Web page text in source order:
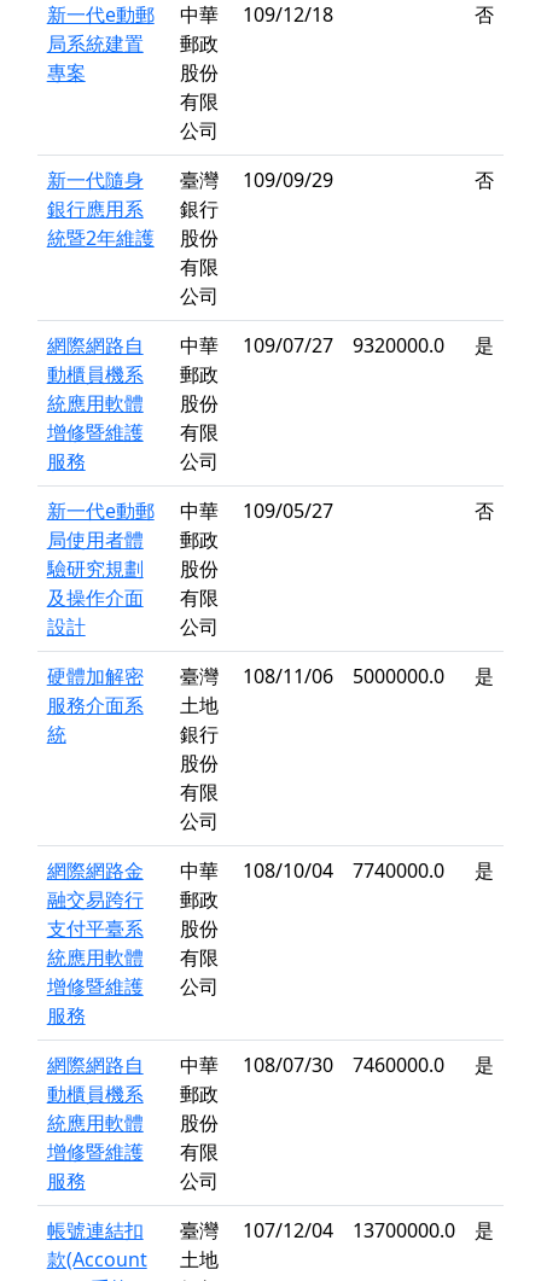
新一代e動郵
局系統建置
專案
中華
郵政
股份
有限
公司
109/12/18 否
新一代隨身
銀行應用系
統暨2年維護
臺灣
銀行
股份
有限
公司
109/09/29 否
網際網路自
動櫃員機系
統應用軟體
增修暨維護
服務
中華
郵政
股份
有限
公司
109/07/27 9320000.0 是
新一代e動郵
局使用者體
驗研究規劃
及操作介面
設計
中華
郵政
股份
有限
公司
109/05/27 否
硬體加解密
服務介面系
統
臺灣
土地
銀行
股份
有限
公司
108/11/06 5000000.0 是
網際網路金
融交易跨行
支付平臺系
統應用軟體
增修暨維護
服務
中華
郵政
股份
有限
公司
108/10/04 7740000.0 是
網際網路自
動櫃員機系
統應用軟體
增修暨維護
服務
中華
郵政
股份
有限
公司
108/07/30 7460000.0 是
帳號連結扣
款(Account
臺灣
土地
107/12/04 13700000.0 是